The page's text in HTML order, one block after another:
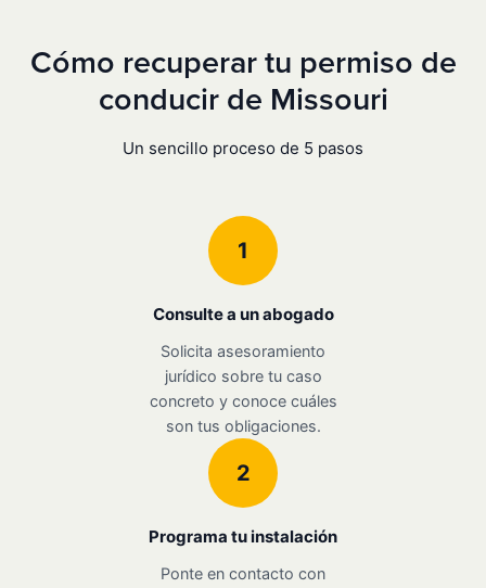
Cómo recuperar tu permiso de
conducir de Missouri
Un sencillo proceso de 5 pasos
1
Consulte a un abogado
Solicita asesoramiento
jurídico sobre tu caso
concreto y conoce cuáles
son tus obligaciones.
2
Programa tu instalación
Ponte en contacto con